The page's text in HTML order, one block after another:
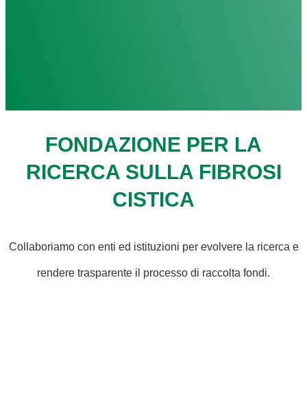
FONDAZIONE PER LA
RICERCA SULLA FIBROSI
CISTICA
Collaboriamo con enti ed istituzioni per evolvere la ricerca e
rendere trasparente il processo di raccolta fondi.